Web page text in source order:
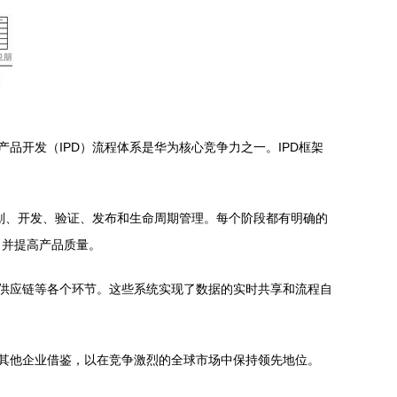
开发（IPD）流程体系是华为核心竞争力之一。IPD框架
开发、验证、发布和生命周期管理。每个阶段都有明确的
提高产品质量。
链等各个环节。这些系统实现了数据的实时共享和流程自
企业借鉴，以在竞争激烈的全球市场中保持领先地位。